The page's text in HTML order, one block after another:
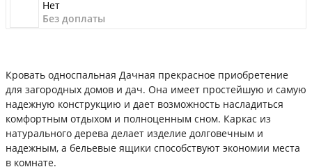
Нет
Без доплаты
Кровать односпальная Дачная прекрасное приобретение
для загородных домов и дач. Она имеет простейшую и самую
надежную конструкцию и дает возможность насладиться
комфортным отдыхом и полноценным сном. Каркас из
натурального дерева делает изделие долговечным и
надежным, а бельевые ящики способствуют экономии места
в комнате.